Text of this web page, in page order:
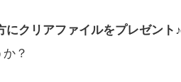
にクリアファイルをプレゼント♪
？